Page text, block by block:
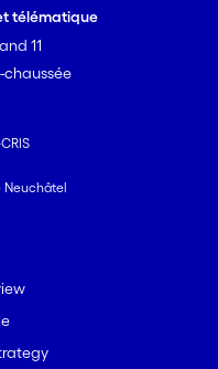
télématique
11
chaussée
Neuchâtel